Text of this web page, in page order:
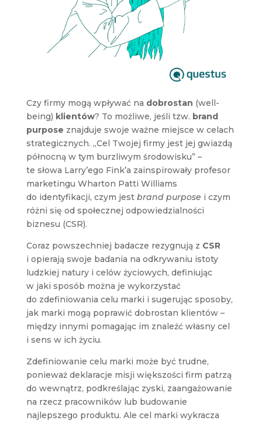
Czy firmy mogą wpływać na dobrostan (well-
being) klientów? To możliwe, jeśli tzw. brand
purpose znajduje swoje ważne miejsce w celach
strategicznych. „Cel Twojej firmy jest jej gwiazdą
północną w tym burzliwym środowisku” –
te słowa Larry’ego Fink’a zainspirowały profesor
marketingu Wharton Patti Williams
do identyfikacji, czym jest brand purpose i czym
różni się od społecznej odpowiedzialności
biznesu (CSR).
Coraz powszechniej badacze rezygnują z CSR
i opierają swoje badania na odkrywaniu istoty
ludzkiej natury i celów życiowych, definiując
w jaki sposób można je wykorzystać
do zdefiniowania celu marki i sugerując sposoby,
jak marki mogą poprawić dobrostan klientów –
między innymi pomagając im znaleźć własny cel
i sens w ich życiu.
Zdefiniowanie celu marki może być trudne,
ponieważ deklaracje misji większości firm patrzą
do wewnątrz, podkreślając zyski, zaangażowanie
na rzecz pracowników lub budowanie
najlepszego produktu. Ale cel marki wykracza